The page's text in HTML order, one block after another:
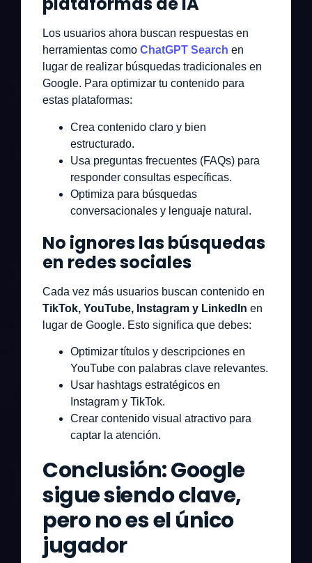
Los usuarios ahora buscan respuestas en
herramientas como ChatGPT Search en
lugar de realizar búsquedas tradicionales en
Google. Para optimizar tu contenido para
estas plataformas:
Crea contenido claro y bien
estructurado.
Usa preguntas frecuentes (FAQs) para
responder consultas específicas.
Optimiza para búsquedas
conversacionales y lenguaje natural.
No ignores las búsquedas
en redes sociales
Cada vez más usuarios buscan contenido en
TikTok, YouTube, Instagram y LinkedIn en
lugar de Google. Esto significa que debes:
Optimizar títulos y descripciones en
YouTube con palabras clave relevantes.
Usar hashtags estratégicos en
Instagram y TikTok.
Crear contenido visual atractivo para
captar la atención.
Conclusión: Google
sigue siendo clave,
pero no es el único
jugador